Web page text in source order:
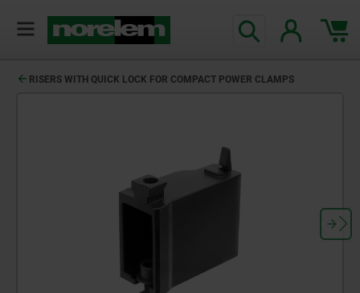
RISERS WITH QUICK LOCK FOR COMPACT POWER CLAMPS